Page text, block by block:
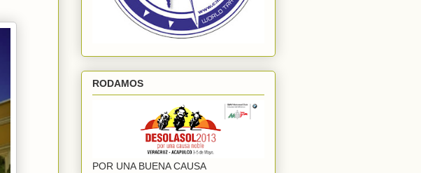
RODAMOS
POR UNA BUENA CAUSA